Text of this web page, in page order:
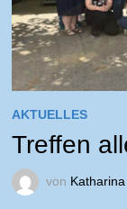
AKTUELLES
Treffen
von